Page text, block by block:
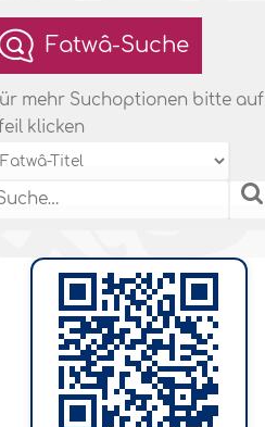
Fatwâ-Suche
mehr Suchoptionen bitte auf
klicken